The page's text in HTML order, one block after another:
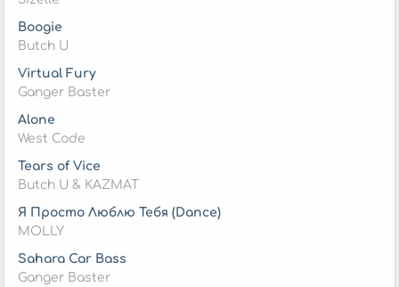
Boogie
Butch U
Virtual Fury
Ganger Baster
Alone
West Code
Tears of Vice
Butch U & KAZMAT
Я Просто Люблю Тебя (Dance)
MOLLY
Sahara Car Bass
Ganger Baster